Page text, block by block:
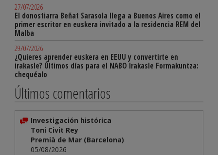
27/07/2026
El donostiarra Beñat Sarasola llega a Buenos Aires como el
primer escritor en euskera invitado a la residencia REM del
Malba
29/07/2026
¿Quieres aprender euskera en EEUU y convertirte en
irakasle? Últimos días para el NABO Irakasle Formakuntza:
chequéalo
Últimos comentarios
Investigación histórica
Toni Civit Rey
Premià de Mar (Barcelona)
05/08/2026